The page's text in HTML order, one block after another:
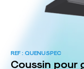
REF :QUENUSPEC
Coussin pour